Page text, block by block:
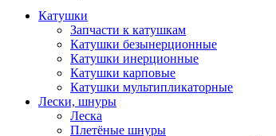
Катушки
Запчасти к катушкам
Катушки безынерционные
Катушки инерционные
Катушки карповые
Катушки мультипликаторные
Лески, шнуры
Леска
Плетёные шнуры